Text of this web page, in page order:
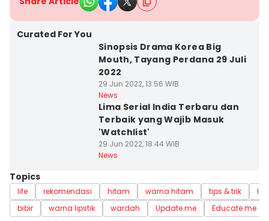
Curated For You
Sinopsis Drama Korea Big
Mouth, Tayang Perdana 29 Juli
2022
29 Jun 2022, 13:56 WIB
News
Lima Serial India Terbaru dan
Terbaik yang Wajib Masuk
'Watchlist'
29 Jun 2022, 18:44 WIB
News
Topics
life rekomendasi hitam warna hitam tips & trik
bibir
warna lipstik wardah Update me Educate me